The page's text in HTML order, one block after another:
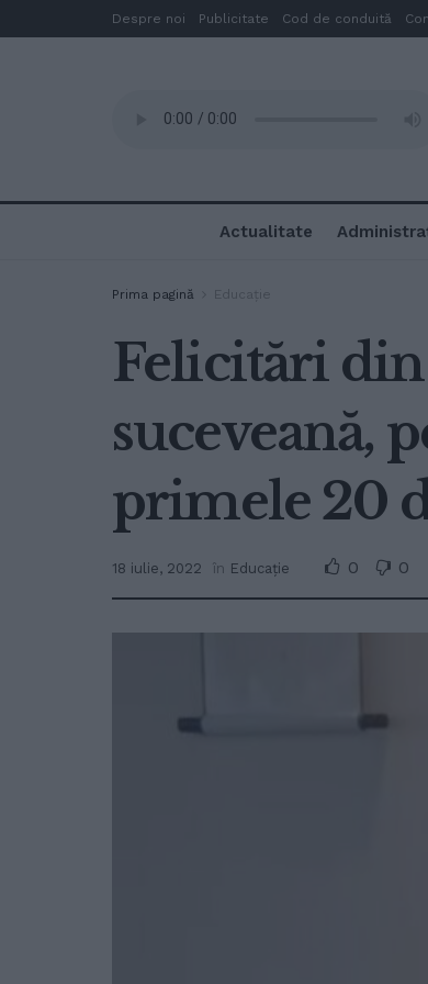
Despre noi Publicitate Cod de conduită
Actualitate
Prima pagină Educație
Felicitări
suceveană,
primele 20
18 iulie, 2022 în Educație 0 0